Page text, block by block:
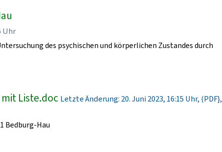
Uhr
des psychischen und körperlichen Zustandes durch
Liste.doc Letzte Änderung: 20. Juni 2023, 16:15 Uhr, (PDF},
Bedburg-Hau